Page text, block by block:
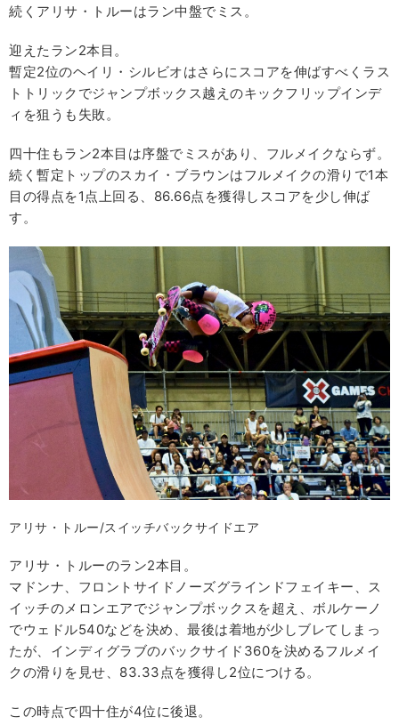
続くアリサ・トルーはラン中盤でミス。
迎えたラン2本目。
暫定2位のヘイリ・シルビオはさらにスコアを伸ばすべくラス
トトリックでジャンプボックス越えのキックフリップインデ
ィを狙うも失敗。
四十住もラン2本目は序盤でミスがあり、フルメイクならず。
続く暫定トップのスカイ・ブラウンはフルメイクの滑りで1本
目の得点を1点上回る、86.66点を獲得しスコアを少し伸ば
す。
アリサ・トルー/スイッチバックサイドエア
アリサ・トルーのラン2本目。
マドンナ、フロントサイドノーズグラインドフェイキー、ス
イッチのメロンエアでジャンプボックスを超え、ボルケーノ
でウェドル540などを決め、最後は着地が少しブレてしまっ
たが、インディグラブのバックサイド360を決めるフルメイ
クの滑りを見せ、83.33点を獲得し2位につける。
この時点で四十住が4位に後退。